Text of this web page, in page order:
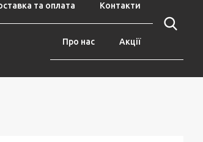
та оплата Контакти
Про нас Акції